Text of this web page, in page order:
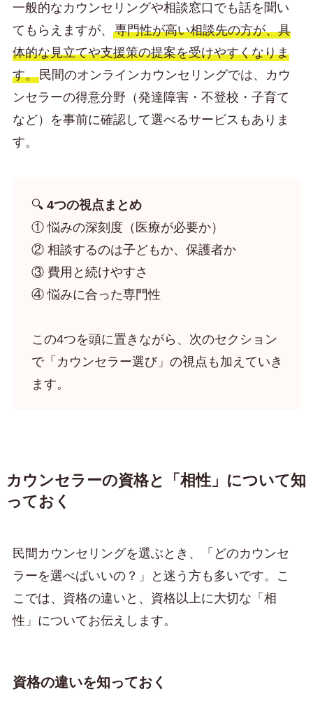
一般的なカウンセリングや相談窓口でも話を聞い
てもらえますが、 専門性が高い相談先の方が、具
体的な見立てや支援策の提案を受けやすくなりま
す。民間のオンラインカウンセリングでは、カウ
ンセラーの得意分野（発達障害・不登校・子育て
など）を事前に確認して選べるサービスもありま
す。
🔍 4つの視点まとめ
① 悩みの深刻度（医療が必要か）
② 相談するのは子どもか、保護者か
③ 費用と続けやすさ
④ 悩みに合った専門性
この4つを頭に置きながら、次のセクション
で「カウンセラー選び」の視点も加えていき
ます。
カウンセラーの資格と「相性」について知
っておく
民間カウンセリングを選ぶとき、「どのカウンセ
ラーを選べばいいの？」と迷う方も多いです。こ
こでは、資格の違いと、資格以上に大切な「相
性」についてお伝えします。
資格の違いを知っておく